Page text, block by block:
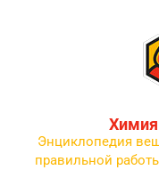
Энциклопедия
правильной